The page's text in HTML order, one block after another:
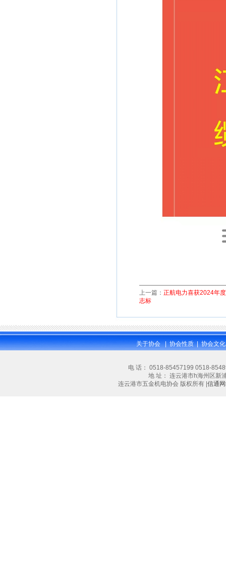
上一篇： 正航电力喜获2024年
志标
关于协会 | 协会性质 | 协会文化
电 话： 0518-85457199 0518-
地 址： 连云港市h海州区新
连云港市五金机电协会 版权所有 | 信通